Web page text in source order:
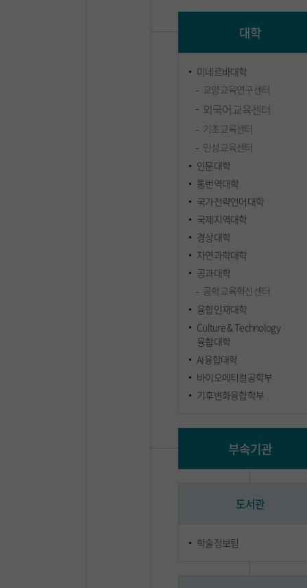
대학
미네르바대학
교양교육연구센터
외국어교육센터
기초교육센터
인성교육센터
인문대학
통번역대학
국가전략언어대학
국제지역대학
경상대학
자연과학대학
공과대학
공학교육혁신센터
융합인재대학
Culture & Technology
융합대학
AI융합대학
바이오메티컬공학부
기후변화융합학부
부속기관
도서관
학술정보팀